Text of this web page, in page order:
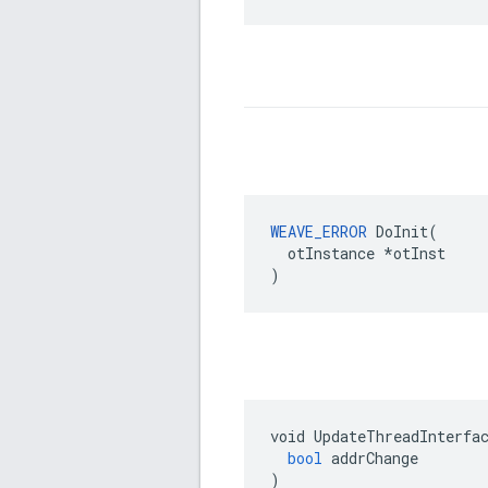
WEAVE_ERROR DoInit(
  otInstance *otInst
)
void
bool addrChange
)